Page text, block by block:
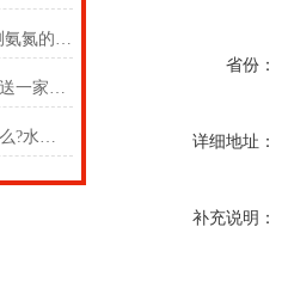
水库水质在线监测设备-监测氨氮的游泳池水质在线监测设备2024#（万象环境）
在线水质监测设备系统—推送一家来自山东的水质在线监测设备品牌#(2024+)
在线水质监测设备排名是什么?水质在线监测设备厂家?【万象环境+】
省份：
详细地址：
补充说明：